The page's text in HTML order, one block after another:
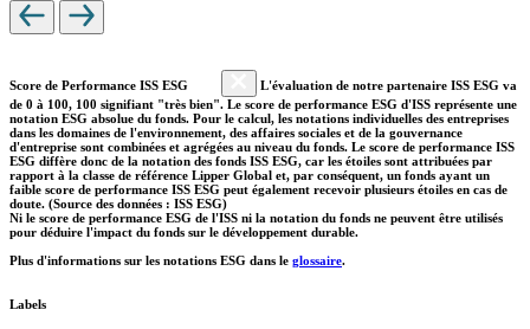
Score de Performance ISS ESG
L'évaluation de notre partenaire ISS ESG va
de 0 à 100, 100 signifiant "très bien". Le score de performance ESG d'ISS représente une
notation ESG absolue du fonds. Pour le calcul, les notations individuelles des entreprises
dans les domaines de l'environnement, des affaires sociales et de la gouvernance
d'entreprise sont combinées et agrégées au niveau du fonds. Le score de performance ISS
ESG diffère donc de la notation des fonds ISS ESG, car les étoiles sont attribuées par
rapport à la classe de référence Lipper Global et, par conséquent, un fonds ayant un
faible score de performance ISS ESG peut également recevoir plusieurs étoiles en cas de
doute. (Source des données : ISS ESG)
Ni le score de performance ESG de l'ISS ni la notation du fonds ne peuvent être utilisés
pour déduire l'impact du fonds sur le développement durable.
Plus d'informations sur les notations ESG dans le glossaire.
Labels